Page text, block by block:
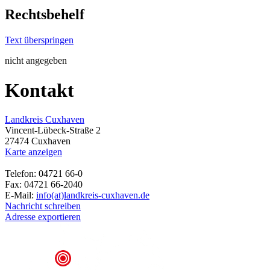
Rechtsbehelf
Text überspringen
nicht angegeben
Kontakt
Landkreis Cuxhaven
Vincent-Lübeck-Straße 2
27474 Cuxhaven
Karte anzeigen
Telefon: 04721 66-0
Fax: 04721 66-2040
E-Mail: info(at)landkreis-cuxhaven.de
Nachricht schreiben
Adresse exportieren